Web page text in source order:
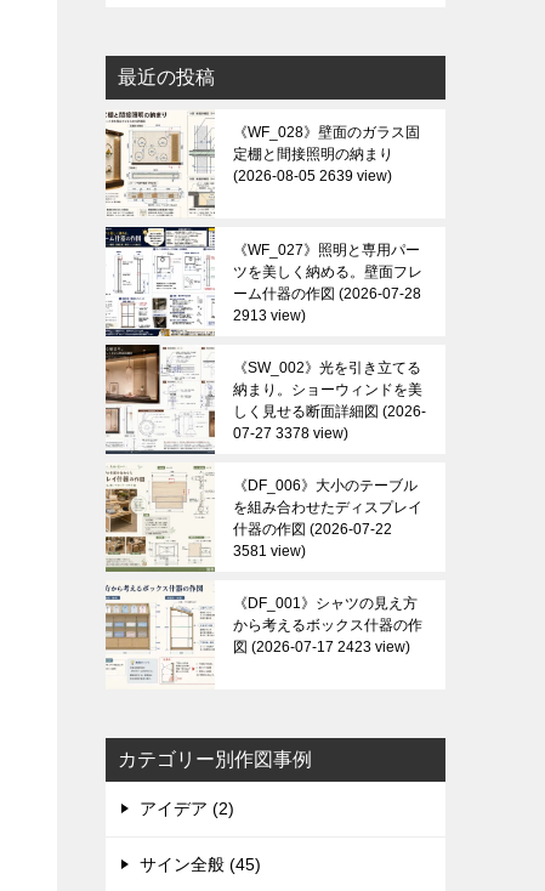
最近の投稿
《WF_028》壁面のガラス固
定棚と間接照明の納まり
2026-08-05 2639 view
《WF_027》照明と専用パー
ツを美しく納める。壁面フレ
ーム什器の作図
2026-07-28
2913 view
《SW_002》光を引き立てる
納まり。ショーウィンドを美
しく見せる断面詳細図
2026-
07-27 3378 view
《DF_006》大小のテーブル
を組み合わせたディスプレイ
什器の作図
2026-07-22
3581 view
《DF_001》シャツの見え方
から考えるボックス什器の作
図
2026-07-17 2423 view
カテゴリー別作図事例
アイデア (2)
サイン全般 (45)